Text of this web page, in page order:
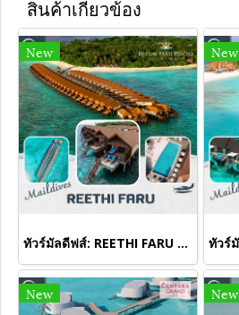
สินค้าเกี่ยวข้อง
New
ทัวร์มัลดีฟส์: REETHI FARU MALDIVES
New
New New